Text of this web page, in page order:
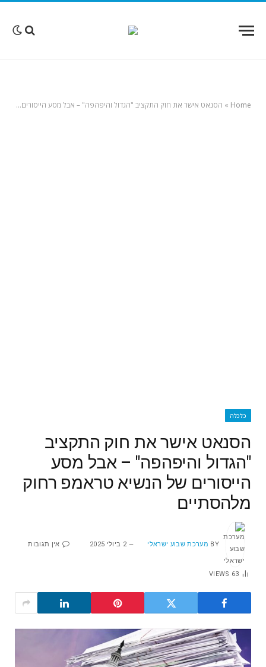
Home
» הסנאט אישר את חוק התקציב "הגדול והיפהפה" – אבל מסע הייסורים של הנשיא טראמפ רחוק מלהסתיים
כלכלה
הסנאט אישר את חוק התקציב
"הגדול והיפהפה" – אבל מסע
הייסורים של הנשיא טראמפ רחוק
מלהסתיים
BY מערכת שבוע ישראלי 2 ביולי 2025 אין תגובות
63
VIEWS